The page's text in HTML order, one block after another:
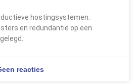
hostingsystemen:
en redundantie op een
reacties